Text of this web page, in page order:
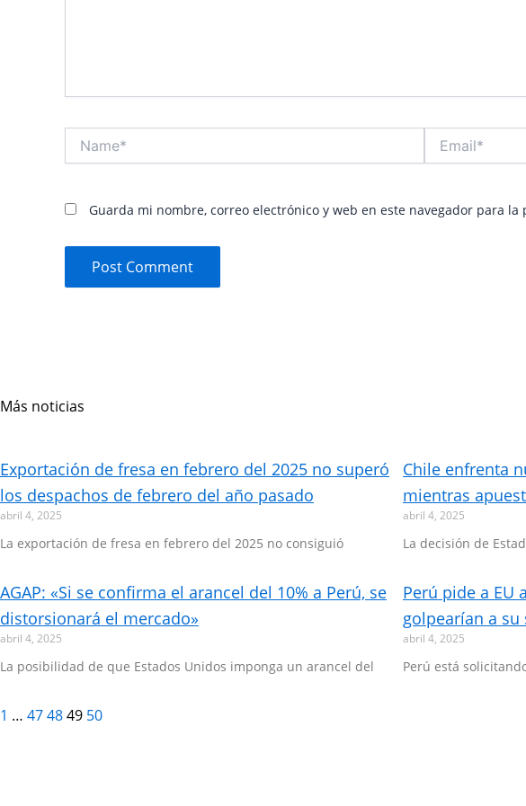
Guarda mi nombre, correo electrónico y web en este navegador para la
Más noticias
Exportación de fresa en febrero del 2025 no superó
los despachos de febrero del año pasado
abril 4, 2025
La exportación de fresa en febrero del 2025 no consiguió
Chile enfrenta
mientras
abril 4, 2025
La decisión de
AGAP: «Si se confirma el arancel del 10% a Perú, se
distorsionará el mercado»
abril 4, 2025
La posibilidad de que Estados Unidos imponga un arancel del
Perú pide a EU
golpearían a
abril 4, 2025
Perú está
1 … 474849 50